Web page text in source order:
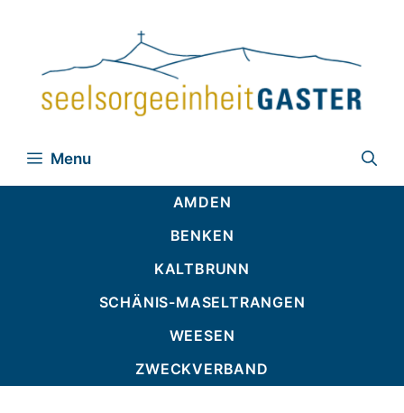
Menu
AMDEN
BENKEN
KALTBRUNN
SCHÄNIS-MASELTRANGEN
WEESEN
ZWECKVERBAND